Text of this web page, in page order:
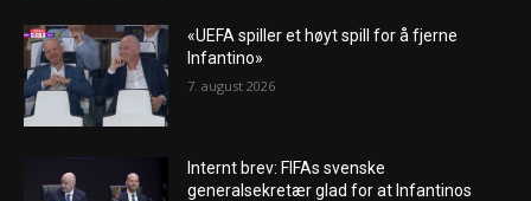
«UEFA spiller et høyt spill for å fjerne
Infantino»
7. august 2026
Internt brev: FIFAs svenske
generalsekretær glad for at Infantinos